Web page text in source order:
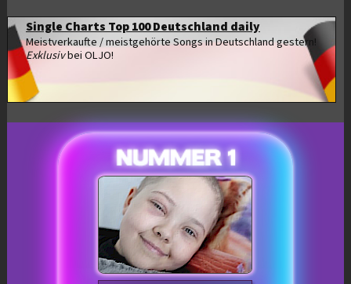
Single Charts Top 100 Deutschland daily
Meistverkaufte / meistgehörte Songs in Deutschland gestern!
Exklusivbei OLJO!